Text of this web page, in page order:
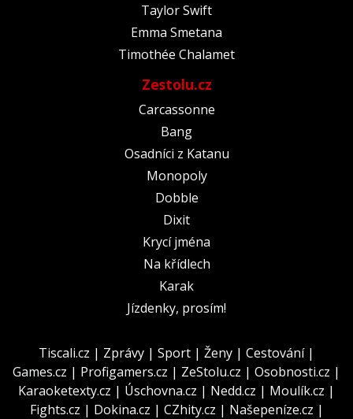
Taylor Swift
Emma Smetana
Timothée Chalamet
Zestolu.cz
Carcassonne
Bang
Osadníci z Katanu
Monopoly
Dobble
Dixit
Krycí jména
Na křídlech
Karak
Jízdenky, prosím!
Tiscali.cz | Zprávy | Sport | Ženy | Cestování|
Games.cz | Profigamers.cz | ZeStolu.cz | Osobnosti.cz |
Karaoketexty.cz | Úschovna.cz | Nedd.cz | Moulík.cz |
Fights.cz | Dokina.cz | CZhity.cz | Našepeníze.cz |